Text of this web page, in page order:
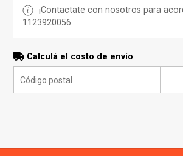
¡Contactate con nosotros para
1123920056
Calculá el costo de envío